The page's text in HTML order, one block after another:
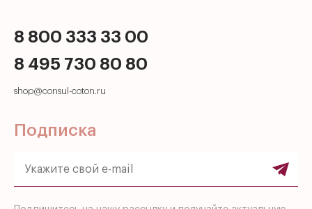
8 800 333 33 00
8 495 730 80 80
shop@consul-coton.ru
Подписка